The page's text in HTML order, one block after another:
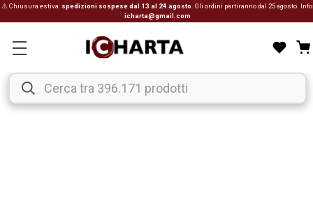
⚠ Chiusura estiva: spedizioni sospese dal 13 al 24 agosto . Gli ordini partiranno dal 25 agosto. Info:
icharta@gmail.com